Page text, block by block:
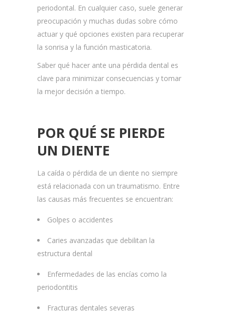
periodontal. En cualquier caso, suele generar
preocupación y muchas dudas sobre cómo
actuar y qué opciones existen para recuperar
la sonrisa y la función masticatoria.
Saber qué hacer ante una pérdida dental es
clave para minimizar consecuencias y tomar
la mejor decisión a tiempo.
POR QUÉ SE PIERDE
UN DIENTE
La caída o pérdida de un diente no siempre
está relacionada con un traumatismo. Entre
las causas más frecuentes se encuentran:
Golpes o accidentes
Caries avanzadas que debilitan la
estructura dental
Enfermedades de las encías como la
periodontitis
Fracturas dentales severas